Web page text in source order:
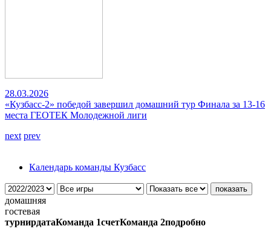
28.03.2026
«Кузбасс-2» победой завершил домашний тур Финала за 13-16
места ГЕОТЕК Молодежной лиги
next prev
Календарь команды Кузбасс
домашняя
гостевая
турнирдатаКоманда 1счетКоманда 2подробно